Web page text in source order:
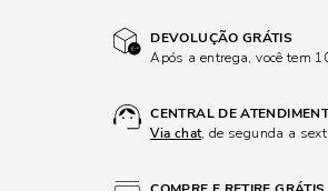
DEVOLUÇÃO GRÁTIS
Após a entrega, você tem
CENTRAL DE
Via chat, de segunda a